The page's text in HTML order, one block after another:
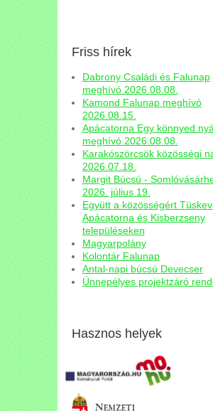
Friss hírek
Dabrony Családi és Falunap
meghívó 2026.08.08.
Kamond Falunap meghívó
2026.08.15.
Apácatorna Egy könnyed
meghívó 2026.08.08.
Karakószörcsök közösségi
2026.07.18.
Margit Búcsú -
2026. július 19.
Együtt a közösségért
Apácatorna és Kisberzseny
településeken
Magyarpolány
Kolontár Falunap
Antal-napi búcsú Devecser
Ünnepélyes projektzáró
Hasznos helyek